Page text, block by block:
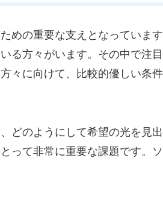
めの重要な支えとなっていま
る方々がいます。その中で注
々に向けて、比較的優しい条
どのようにして希望の光を見
って非常に重要な課題です。